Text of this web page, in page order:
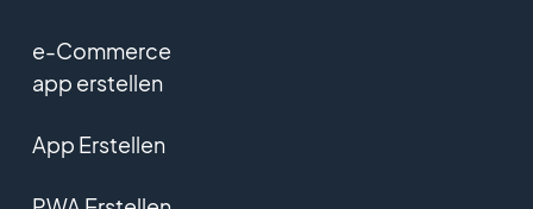
e-Commerce
app erstellen
App Erstellen